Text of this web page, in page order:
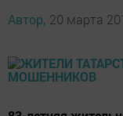
Автор, 20 марта